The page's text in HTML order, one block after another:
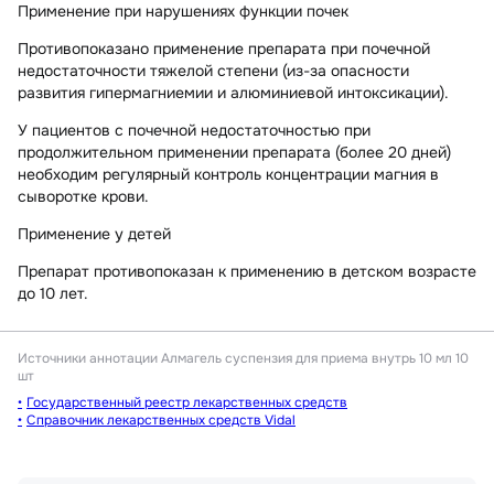
Применение при нарушениях функции почек
Противопоказано применение препарата при почечной
недостаточности тяжелой степени (из-за опасности
развития гипермагниемии и алюминиевой интоксикации).
У пациентов с почечной недостаточностью при
продолжительном применении препарата (более 20 дней)
необходим регулярный контроль концентрации магния в
сыворотке крови.
Применение у детей
Препарат противопоказан к применению в детском возрасте
до 10 лет.
Источники аннотацииАлмагель суспензия для приема внутрь 10 мл 10
шт
Государственный реестр лекарственных средств
Справочник лекарственных средств Vidal